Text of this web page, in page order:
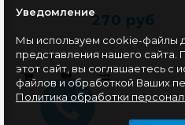
270 руб
Уведомление
Мы используем cookie-файлы
представления нашего сайта.
этот сайт, вы соглашаетесь с
файлов и обработкой Ваших
Политика обработки